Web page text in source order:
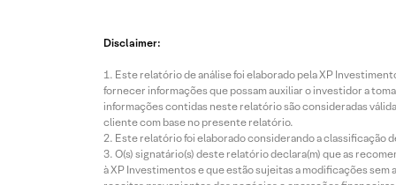
Disclaimer:
Este relatório de análise foi elaborado pela XP
fornecer informações que possam auxiliar o investidor a
informações contidas neste relatório são consideradas
cliente com base no presente relatório.
Este relatório foi elaborado considerando a classificação
O(s) signatário(s) deste relatório declara(m) que as
à XP Investimentos e que estão sujeitas a modificações